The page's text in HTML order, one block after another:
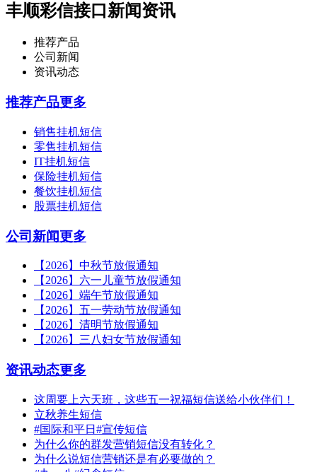
丰顺彩信接口新闻资讯
推荐产品
公司新闻
资讯动态
推荐产品更多
销售挂机短信
零售挂机短信
IT挂机短信
保险挂机短信
餐饮挂机短信
股票挂机短信
公司新闻更多
【2026】中秋节放假通知
【2026】六一儿童节放假通知
【2026】端午节放假通知
【2026】五一劳动节放假通知
【2026】清明节放假通知
【2026】三八妇女节放假通知
资讯动态更多
这周要上六天班，这些五一祝福短信送给小伙伴们！
立秋养生短信
#国际和平日#宣传短信
为什么你的群发营销短信没有转化？
为什么说短信营销还是有必要做的？